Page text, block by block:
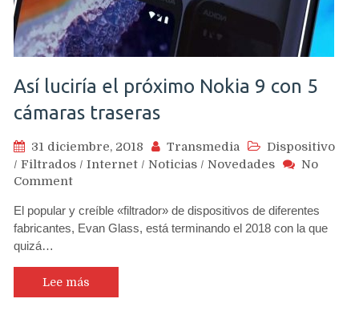
Así luciría el próximo Nokia 9 con 5
cámaras traseras
31 diciembre, 2018 Transmedia
Dispositivo
/ Filtrados / Internet / Noticias / Novedades
No
Commenton
luciría
el
Nokia
9
con
El popular y creíble «filtrador» de dispositivos de diferentes
fabricantes, Evan Glass, está terminando el 2018 con la que
quizá…
Lee más